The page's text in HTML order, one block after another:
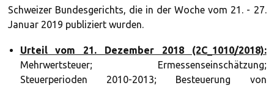
Schweizer Bundesgerichts, die in der Woche vom 21. - 27.
Januar 2019 publiziert wurden.
Urteil vom 21. Dezember 2018 (2C_1010/2018):
Mehrwertsteuer; Ermessenseinschätzung;
Steuerperioden 2010-2013; Besteuerung von